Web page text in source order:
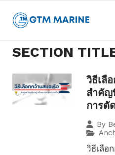
SECTION
วิธีเลื
สำคัญ
การตั
By
วิธีเลือ